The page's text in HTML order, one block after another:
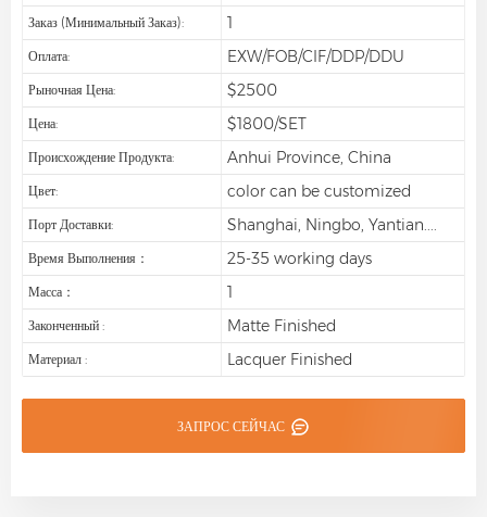
Заказ (минимальный Заказ): 1
Оплата: EXW/FOB/CIF/DDP/DDU
Рыночная Цена: $2500
Цена: $1800/SET
Происхождение Продукта: Anhui Province, China
Цвет: color can be customized
Порт Доставки: Shanghai, Ningbo, Yantian....
Время Выполнения： 25-35 working days
Масса： 1
Законченный : Matte Finished
Материал : Lacquer Finished
ЗАПРОС СЕЙЧАС